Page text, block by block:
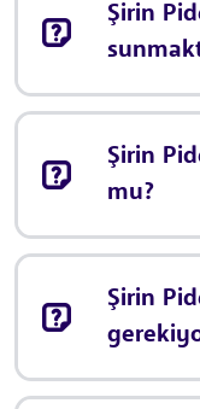
Şirin
Şirin
mu?
Şirin